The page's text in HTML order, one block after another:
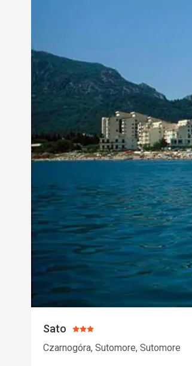
Sato Ocena:
3/5
Czarnogóra, Sutomore, Sutomore